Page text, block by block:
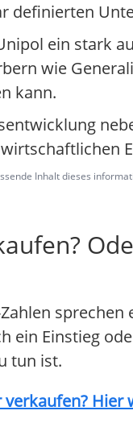
definierten
ein stark
wie
kann.
Inhalt dieses
ein Einstieg
tun ist.
Hier